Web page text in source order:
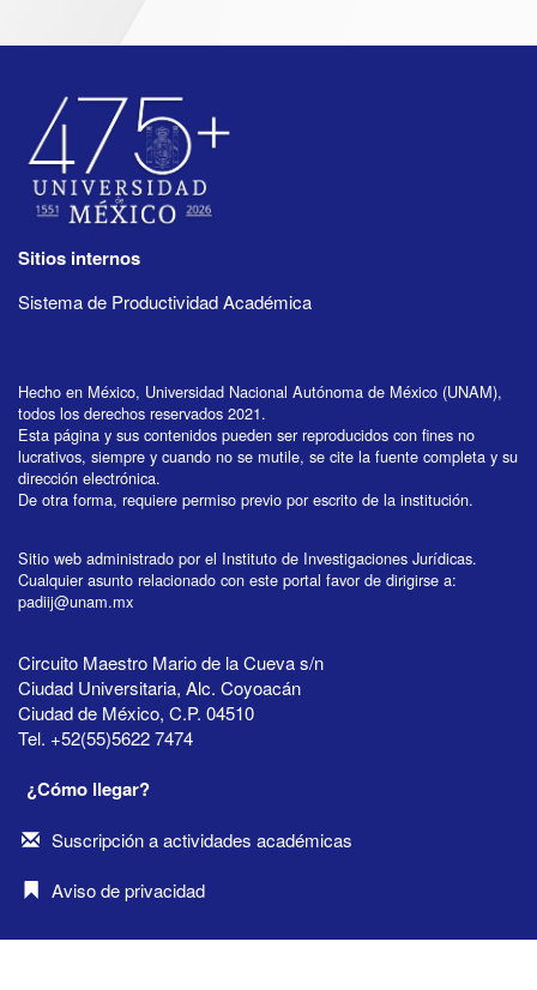
Sitios internos
Sistema de Productividad Académica
Hecho en México, Universidad Nacional Autónoma de México (UNAM),
todos los derechos reservados 2021.
Esta página y sus contenidos pueden ser reproducidos con fines no
lucrativos, siempre y cuando no se mutile, se cite la fuente completa y su
dirección electrónica.
De otra forma, requiere permiso previo por escrito de la institución.
Sitio web administrado por el Instituto de Investigaciones Jurídicas.
Cualquier asunto relacionado con este portal favor de dirigirse a:
padiij@unam.mx
Circuito Maestro Mario de la Cueva s/n
Ciudad Universitaria, Alc. Coyoacán
Ciudad de México, C.P. 04510
Tel. +52(55)5622 7474
¿Cómo llegar?
Suscripción a actividades académicas
Aviso de privacidad